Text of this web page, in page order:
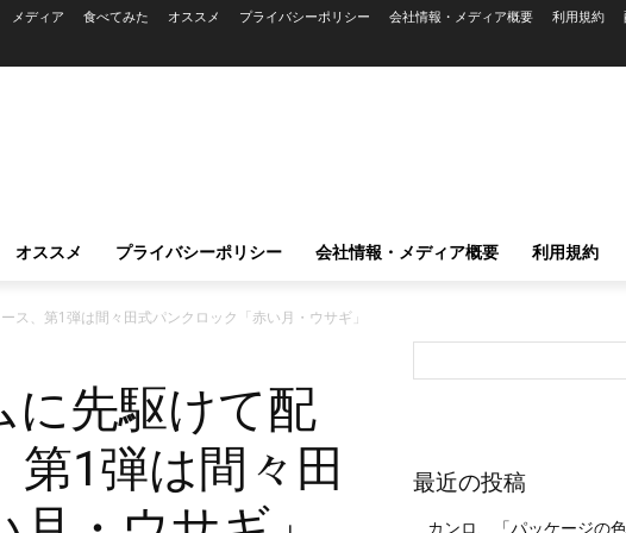
メディア 食べてみた オススメ プライバシーポリシー 会社情報・メディア概要 利用規約
オススメ プライバシーポリシー 会社情報・メディア概要 利用規約
ス、第1弾は間々田式パンクロック「赤い月・ウサギ」
に先駆けて配
1弾は間々田
最近の投稿
カンロ、「パッケージの